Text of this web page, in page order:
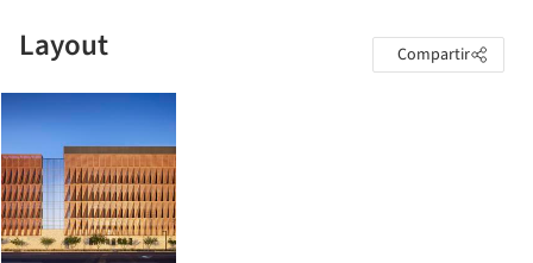
Layout Compartir